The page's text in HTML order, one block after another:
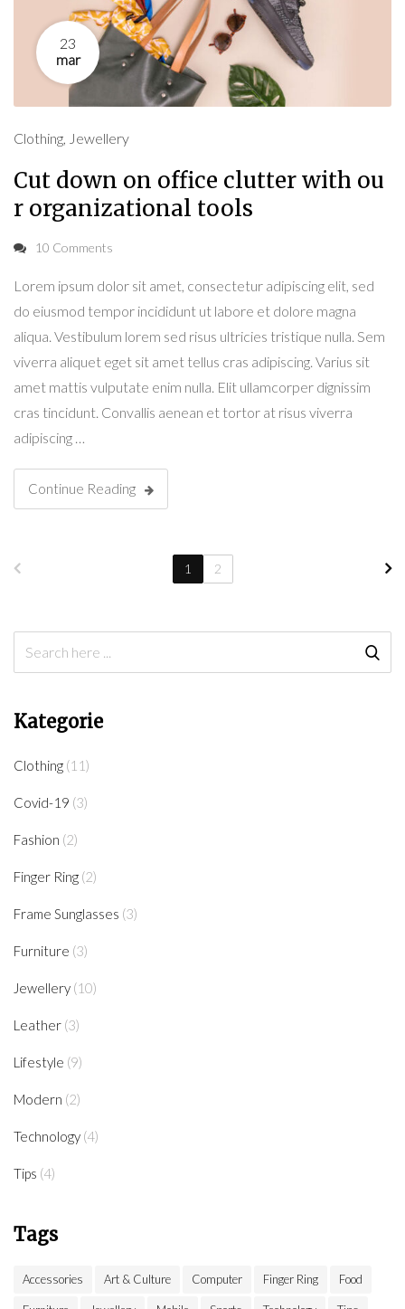
23
mar
Clothing, Jewellery
Cut down on office clutter with ou
r organizational tools
10 Comments
Lorem ipsum dolor sit amet, consectetur adipiscing elit, sed
do eiusmod tempor incididunt ut labore et dolore magna
aliqua. Vestibulum lorem sed risus ultricies tristique nulla. Sem
viverra aliquet eget sit amet tellus cras adipiscing. Varius sit
amet mattis vulputate enim nulla. Elit ullamcorper dignissim
cras tincidunt. Convallis aenean et tortor at risus viverra
adipiscing …
Continue Reading
1 2
Kategorie
Clothing (11)
Covid-19 (3)
Fashion (2)
Finger Ring (2)
Frame Sunglasses (3)
Furniture (3)
Jewellery (10)
Leather (3)
Lifestyle (9)
Modern (2)
Technology (4)
Tips (4)
Tags
Accessories Art & Culture Computer Finger Ring Food